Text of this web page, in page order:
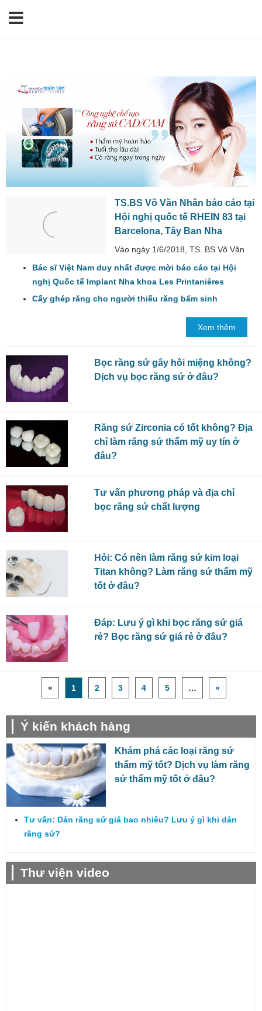
TS.BS Võ Văn Nhân báo cáo tại
Hội nghị quốc tế RHEIN 83 tại
Barcelona, Tây Ban Nha
Vào ngày 1/6/2018, TS. BS Võ Văn
Nhân, Giám đốc Trung tâm Nha khoa
Nhân Tâm đã có một bài báo cáo vô
RHEIN'83” diễn ra tại Barcelona, Tây
Bác sĩ Việt Nam duy nhất được mời báo cáo tại Hội
nghị Quốc tế Implant Nha khoa Les Printanières
Cấy ghép răng cho người thiếu răng bẩm sinh
Xem thêm
Bọc răng sứ gây hôi miệng không?
Dịch vụ bọc răng sứ ở đâu?
Răng sứ Zirconia có tốt không? Địa
chỉ làm răng sứ thẩm mỹ uy tín ở
đâu?
Tư vấn phương pháp và địa chỉ
bọc răng sứ chất lượng
Hỏi: Có nên làm răng sứ kim loại
Titan không? Làm răng sứ thẩm mỹ
tốt ở đâu?
Đáp: Lưu ý gì khi bọc răng sứ giá
rẻ? Bọc răng sứ giá rẻ ở đâu?
« 1 2 3 4 5 … »
Ý kiến khách hàng
Khám phá các loại răng sứ
thẩm mỹ tốt? Dịch vụ làm răng
sứ thẩm mỹ tốt ở đâu?
Tư vấn: Dán răng sứ giá bao nhiêu? Lưu ý gì khi dán
răng sứ?
Thư viện video